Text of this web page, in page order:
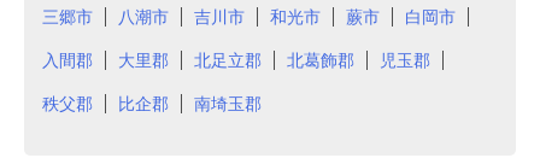
三郷市 八潮市 吉川市 和光市 蕨市 白岡市
入間郡 大里郡 北足立郡 北葛飾郡 児玉郡
秩父郡 比企郡 南埼玉郡